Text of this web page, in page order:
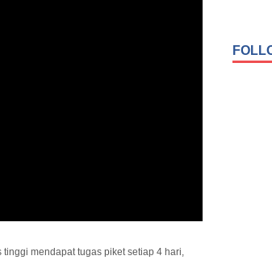
mendapat tugas piket setiap 4 hari,